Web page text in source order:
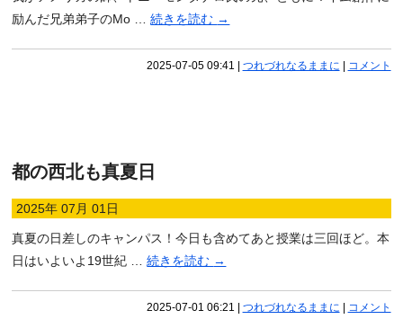
励んだ兄弟弟子のMo …続きを読む →
2025-07-05 09:41 つれづれなるままに コメント
都の西北も真夏日
2025年 07月 01日
真夏の日差しのキャンパス！今日も含めてあと授業は三回ほど。本
日はいよいよ19世紀 …続きを読む →
2025-07-01 06:21 つれづれなるままに コメント